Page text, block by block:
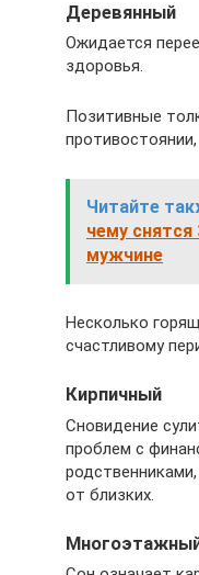
Деревянный
Ожидается
здоровья.
Позитивные
Читайте
чему
мужчине
Несколько
счастливому
Кирпичный
Сновидение
проблем с
от близких.